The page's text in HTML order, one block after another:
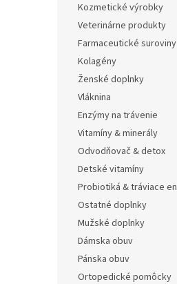
Kozmetické výrobky
Veterinárne produkty
Farmaceutické suroviny
Kolagény
Ženské doplnky
Vláknina
Enzýmy na trávenie
Vitamíny & minerály
Odvodňovač & detox
Detské vitamíny
Probiotiká & tráviace
Ostatné doplnky
Mužské doplnky
Dámska obuv
Pánska obuv
Ortopedické pomôcky